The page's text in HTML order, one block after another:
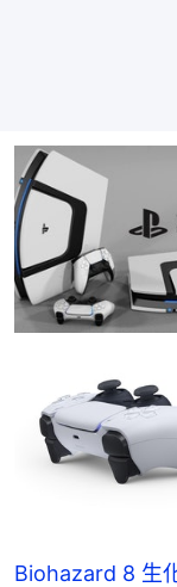
Biohazard 8 生